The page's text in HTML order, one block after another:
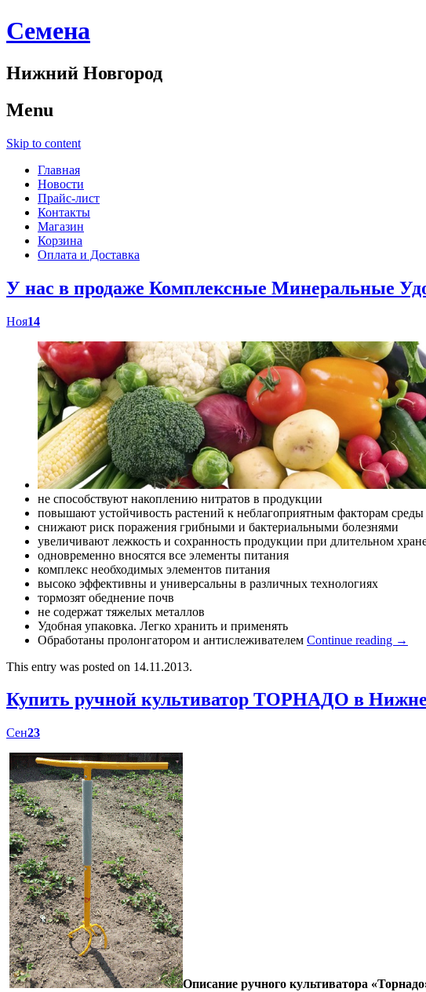
Cемена
Нижний Новгород
Menu
Skip to content
Главная
Новости
Прайс-лист
Контакты
Магазин
Корзина
Оплата и Доставка
У нас в продаже Комплексные Минеральные
Ноя14
не способствуют накоплению нитратов в продукции
повышают устойчивость растений к неблагоприятным факторам среды
снижают риск поражения грибными и бактериальными болезнями
увеличивают лежкость и сохранность продукции при длительном
одновременно вносятся все элементы питания
комплекс необходимых элементов питания
высоко эффективны и универсальны в различных технологиях
тормозят обеднение почв
не содержат тяжелых металлов
Удобная упаковка. Легко хранить и применять
Обработаны пролонгатором и антислеживателем Continue reading →
This entry was posted on 14.11.2013.
Купить ручной культиватор ТОРНАДО в
Сен23
Описание ручного культиватора